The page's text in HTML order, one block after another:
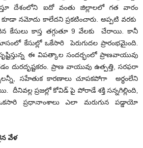
దేశంలోని ఐదో వంతు జిల్లాలలో గత వారం
కూడా నమోదు కాలేదని ప్రకటించారు. అప్పటి వరకు
కేసులు కాస్త తగ్గుతూ 9 వేలకు చేరాయి. కానీ
కేసుల్లో ఒకేసారి పెరుగుదల ప్రారంభమైంది.
ఈ విపత్కాల సందర్భంలో ప్రాణవాయువు
దురదృష్టకరం. ప్రాణ వాయువు ఉత్పత్తి, సరఫరా
సహేతుక కారణాలు చూపకపోగా అర్ధంలేని
ప్రజల్లో కోవిడ్ పై పోరాడే శక్తి సన్నగిల్లింది,
ప్రధానాంశాలు ఎలా మరుగున పడ్డాయో
వేళ